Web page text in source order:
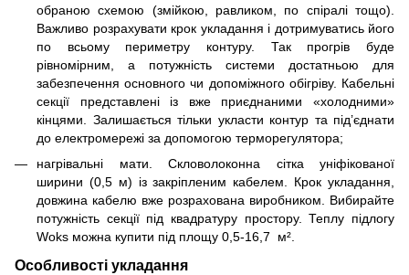
обраною схемою (змійкою, равликом, по спіралі тощо).
Важливо розрахувати крок укладання і дотримуватись його
по всьому периметру контуру. Так прогрів буде
рівномірним, а потужність системи достатньою для
забезпечення основного чи допоміжного обігріву. Кабельні
секції представлені із вже приєднаними «холодними»
кінцями. Залишається тільки укласти контур та під’єднати
до електромережі за допомогою терморегулятора;
нагрівальні мати. Скловолоконна сітка уніфікованої
ширини (0,5 м) із закріпленим кабелем. Крок укладання,
довжина кабелю вже розрахована виробником. Вибирайте
потужність секції під квадратуру простору. Теплу підлогу
Woks можна купити під площу 0,5-16,7 м².
Особливості укладання